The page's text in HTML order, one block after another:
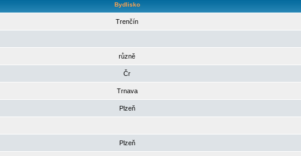
Bydlisko
Trenčín
různě
Čr
Trnava
Plzeň
Plzeň